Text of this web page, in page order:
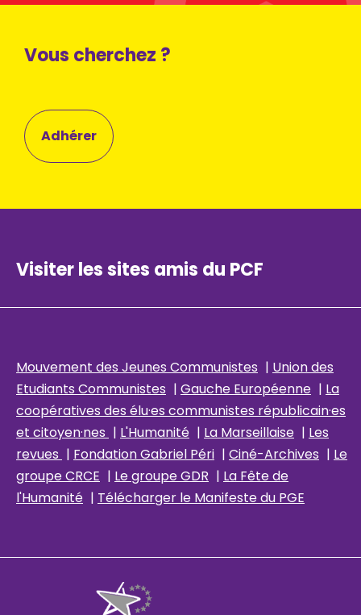
Vous cherchez ?
Adhérer
Visiter les sites amis du PCF
Mouvement des Jeunes Communistes | Union des
Etudiants Communistes | Gauche Européenne | La
coopératives des élu·es communistes républicain·es
et citoyen·nes | L'Humanité | La Marseillaise | Les
revues | Fondation Gabriel Péri | Ciné-Archives | Le
groupe CRCE | Le groupe GDR | La Fête de
l'Humanité | Télécharger le Manifeste du PGE